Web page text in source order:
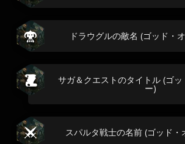
ドラウグルの敵名 (ゴッド・
サガ＆クエストのタイトル (ゴ
ー)
スパルタ戦士の名前 (ゴッド・